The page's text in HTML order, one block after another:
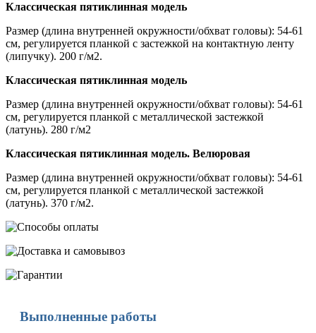
Классическая пятиклинная модель
Размер (длина внутренней окружности/обхват головы): 54-61
см, регулируется планкой с застежкой на контактную ленту
(липучку). 200 г/м2.
Классическая пятиклинная модель
Размер (длина внутренней окружности/обхват головы): 54-61
см, регулируется планкой с металлической застежкой
(латунь). 280 г/м2
Классическая пятиклинная модель. Велюровая
Размер (длина внутренней окружности/обхват головы): 54-61
см, регулируется планкой с металлической застежкой
(латунь). 370 г/м2.
Выполненные работы